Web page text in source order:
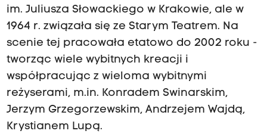
im. Juliusza Słowackiego w Krakowie, ale w
1964 r. związała się ze Starym Teatrem. Na
scenie tej pracowała etatowo do 2002 roku -
tworząc wiele wybitnych kreacji i
współpracując z wieloma wybitnymi
reżyserami, m.in. Konradem Swinarskim,
Jerzym Grzegorzewskim, Andrzejem Wajdą,
Krystianem Lupą.